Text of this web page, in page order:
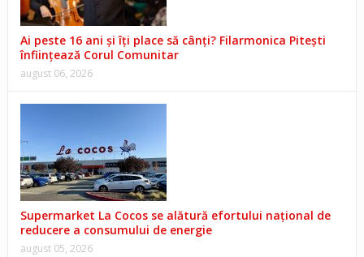
Ai peste 16 ani și îți place să cânți? Filarmonica Pitești
înființează Corul Comunitar
august 06, 2026
Supermarket La Cocos se alătură efortului național de
reducere a consumului de energie
august 05, 2026